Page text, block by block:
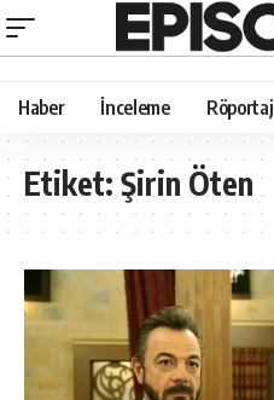
Haber İnceleme Röportaj
Etiket:Şirin Öten